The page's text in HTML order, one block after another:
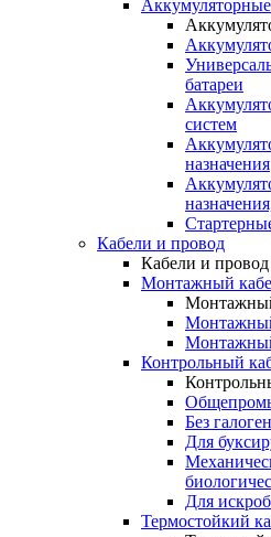
Аккумуляторные
батареи
систем
назначения
Кабели и провод
Кабели и провод
Монтажный
Контрольный
Без
Для
Для
Термостойкий